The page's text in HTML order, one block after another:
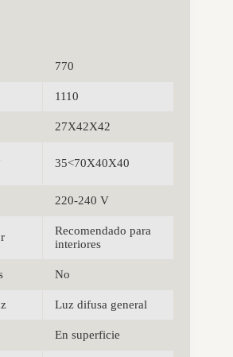
770
1110
27X42X42
35<70X40X40
220-240 V
Recomendado para
interiores
No
Luz difusa general
En superficie